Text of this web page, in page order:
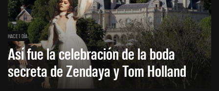
HACE 1 DÍA
Así fue la celebración de la boda
secreta de Zendaya y Tom Holland